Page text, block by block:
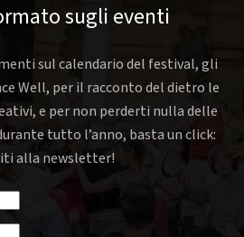
sugli eventi
sul calendario del festival, gli
Well, per il racconto del dietro le
e per non perderti nulla delle
tutto l’anno, basta un click:
alla newsletter!